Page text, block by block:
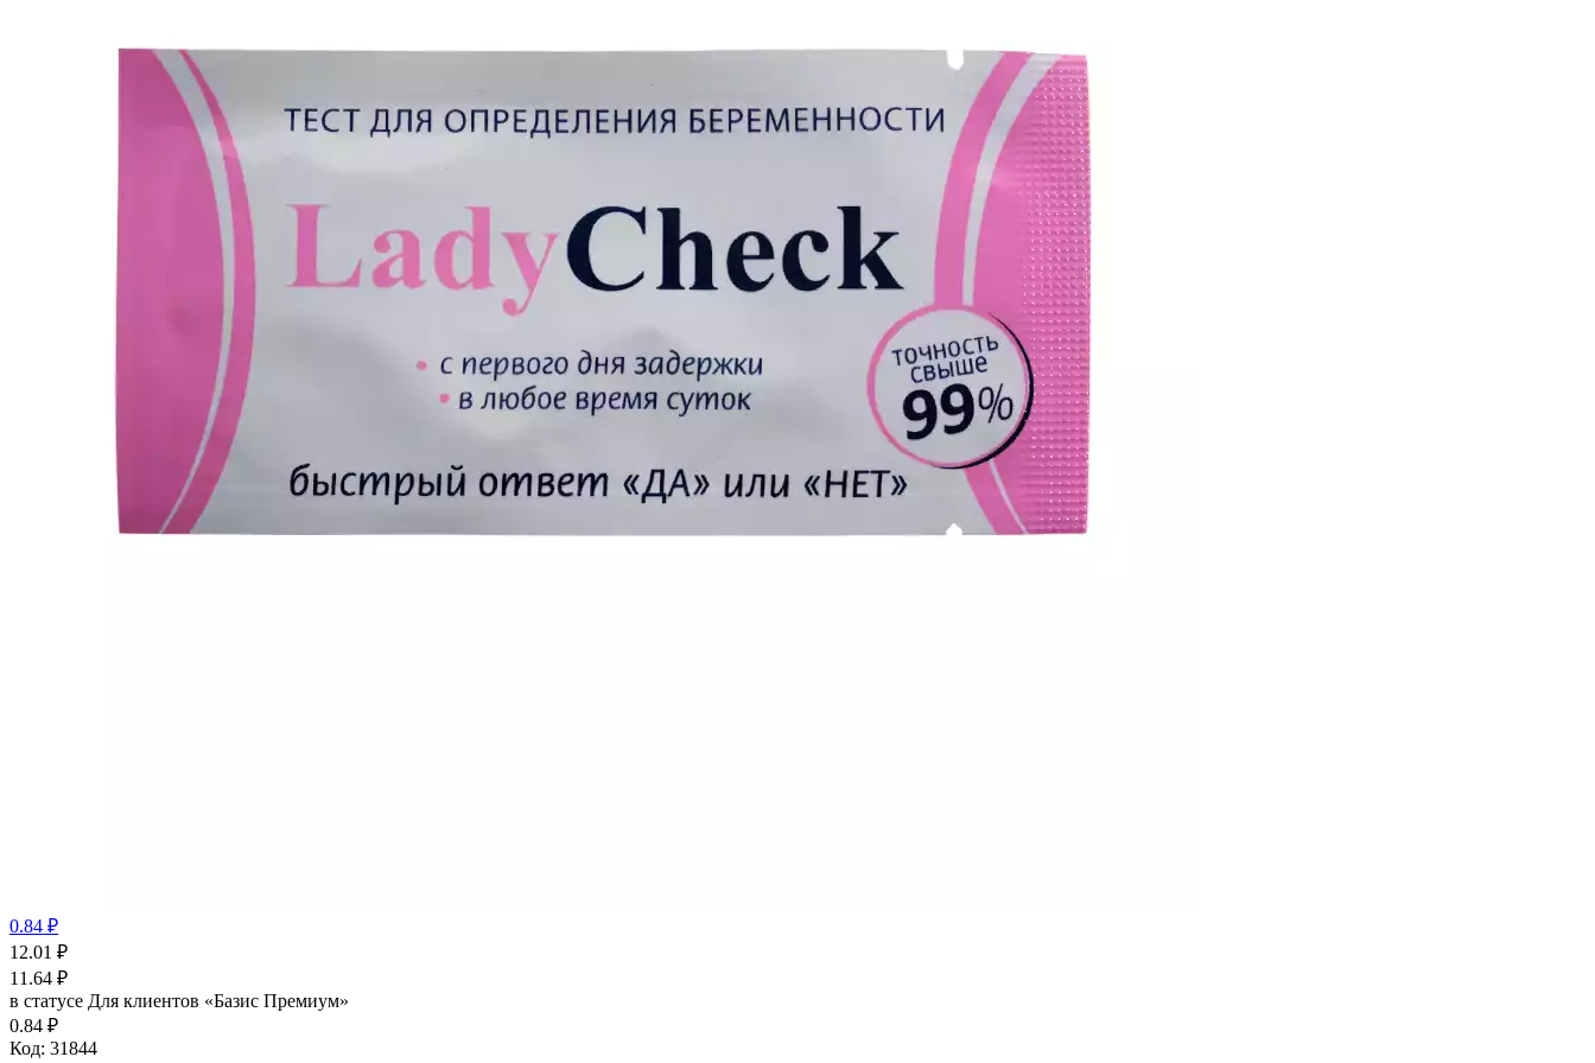
0.84 ₽
12.01 ₽
11.64 ₽
в статусе Для клиентов «Базис Премиум»
0.84 ₽
Код: 31844